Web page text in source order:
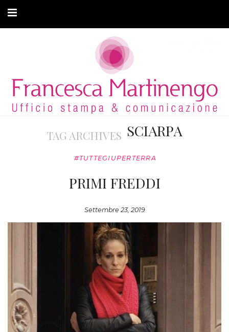
ARTICOLI
MODA ADATTIVA
CONTATTITAG ARCHIVES SCIARPA
#TUTTEGIUPERTERRA
PRIMI FREDDI
Settembre 23, 2019